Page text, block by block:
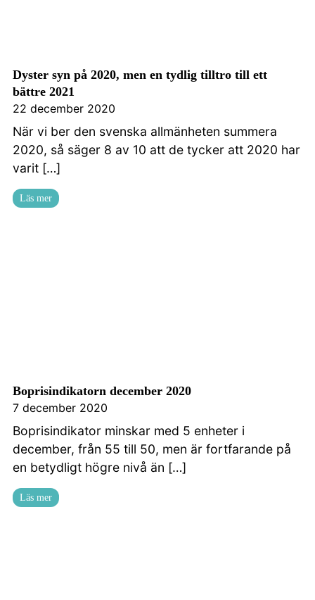
Dyster syn på 2020, men en tydlig tilltro till ett
bättre 2021
22 december 2020
När vi ber den svenska allmänheten summera
2020, så säger 8 av 10 att de tycker att 2020 har
varit […]
Läs mer
Boprisindikatorn december 2020
7 december 2020
Boprisindikator minskar med 5 enheter i
december, från 55 till 50, men är fortfarande på
en betydligt högre nivå än […]
Läs mer